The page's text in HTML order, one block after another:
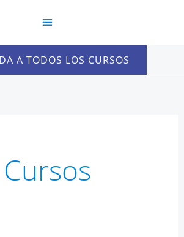
A TODOS LOS CURSOS
Cursos